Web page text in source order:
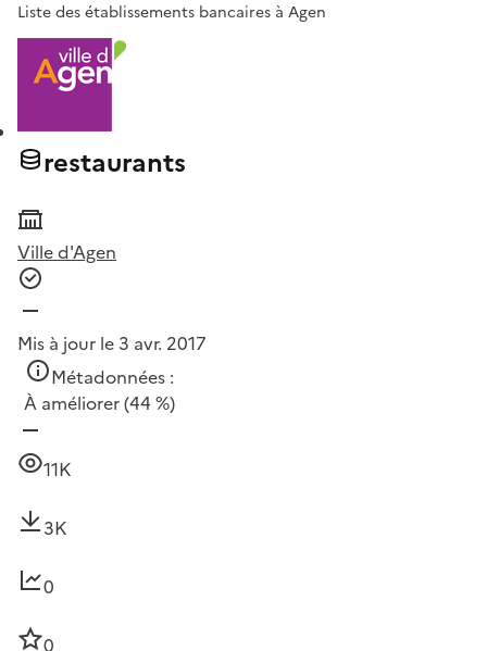
Liste des établissements bancaires à Agen
restaurants
Ville d'Agen
Mis à jour le 3 avr. 2017
Métadonnées :
À améliorer(44 %)
11K
3K
0